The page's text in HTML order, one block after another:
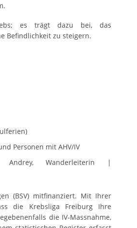
es trägt dazu bei, das
Befindlichkeit zu steigern.
Personen mit AHV/IV
Wanderleiterin |
(BSV) mitfinanziert. Mit Ihrer
die Krebsliga Freiburg Ihre
die IV-Massnahme,